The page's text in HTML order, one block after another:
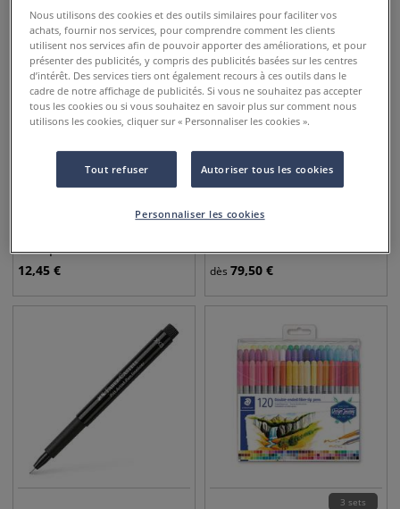
transparent
12,45 €
3 sets
Set de 24 marqueurs
Winsor&Newton
dès 79,50 €
3 sets
Nous utilisons des cookies et des outils similaires pour faciliter vos
achats, fournir nos services, pour comprendre comment les clients
utilisent nos services afin de pouvoir apporter des améliorations, et pour
présenter des publicités, y compris des publicités basées sur les centres
d’intérêt. Des services tiers ont également recours à ces outils dans le
cadre de notre affichage de publicités. Si vous ne souhaitez pas accepter
tous les cookies ou si vous souhaitez en savoir plus sur comment nous
utilisons les cookies, cliquer sur « Personnaliser les cookies ».
Tout refuser Autoriser tous les cookies
Personnaliser les cookies